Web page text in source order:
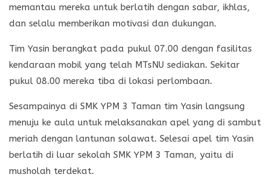
memantau mereka untuk berlatih dengan sabar, ikhlas,
dan selalu memberikan motivasi dan dukungan.
Tim Yasin berangkat pada pukul 07.00 dengan fasilitas
kendaraan mobil yang telah MTsNU sediakan. Sekitar
pukul 08.00 mereka tiba di lokasi perlombaan.
Sesampainya di SMK YPM 3 Taman tim Yasin langsung
menuju ke aula untuk melaksanakan apel yang di sambut
meriah dengan lantunan solawat. Selesai apel tim Yasin
berlatih di luar sekolah SMK YPM 3 Taman, yaitu di
musholah terdekat.